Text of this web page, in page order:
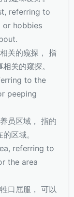
referring to
or hobbies
关的窥探， 指
关的窥探。
to the
peeping
员区域， 指的
区域。
referring to
the area
口屈服， 可以